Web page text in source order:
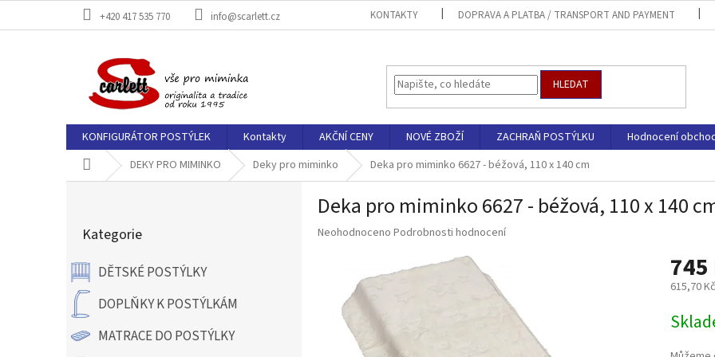
+420 417 535 770 info@scarlett.cz KONTAKTY DOPRAVA A PLATBA / TRANSPORT AND PAYMENT
HLEDAT
KONFIGURÁTOR POSTÝLEK Kontakty AKČNÍ CENY NOVÉ ZBOŽÍ ZACHRAŇ POSTÝLKU Hodnocení
Domů DEKY PRO MIMINKO Deky pro miminko Deka pro miminko 6627 - béžová, 110 x 140 cm
a
n
p
kategorie
Kategorie
DĚTSKÉ POSTÝLKY
DOPLŇKY K POSTÝLKÁM
MATRACE DO POSTÝLKY
Deka pro miminko 6627 - béžová, 110 x 140
Průměrné
hvězdiček.
Neohodnoceno Podrobnosti hodnocení
745
615,70
cena: